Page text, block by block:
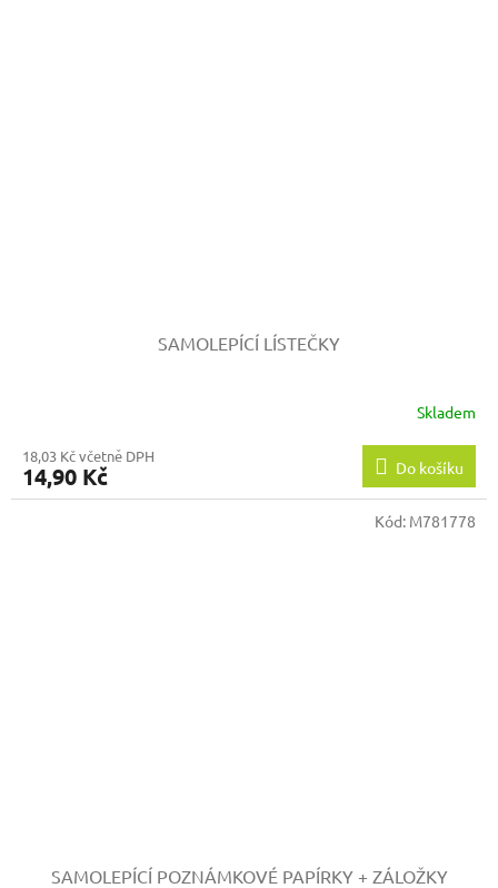
SAMOLEPÍCÍ LÍSTEČKY
Skladem
18,03 Kč včetně DPH
14,90 Kč Do košíku
SAMOLEPÍCÍ POZNÁMKOVÉ PAPÍRKY + ZÁLOŽKY
Kód: M781778